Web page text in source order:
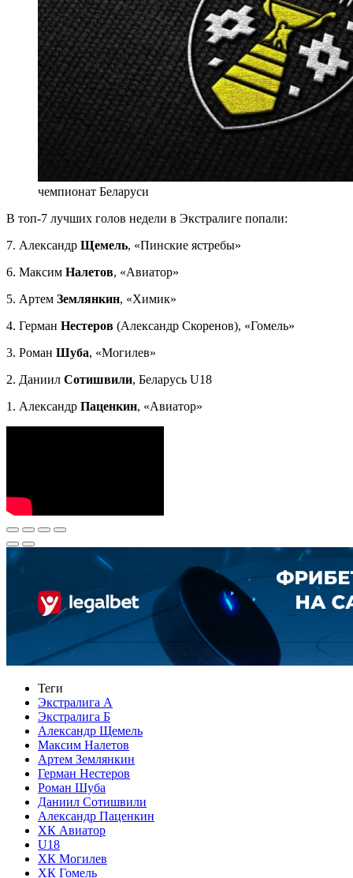
чемпионат Беларуси
В топ-7 лучших голов недели в Экстралиге попали:
7. Александр Щемель, «Пинские ястребы»
6. Максим Налетов, «Авиатор»
5. Артем Землянкин, «Химик»
4. Герман Нестеров (Александр Скоренов), «Гомель»
3. Роман Шуба, «Могилев»
2. Даниил Сотишвили, Беларусь U18
1. Александр Паценкин, «Авиатор»
Теги
Экстралига А
Экстралига Б
Александр Щемель
Максим Налетов
Артем Землянкин
Герман Нестеров
Роман Шуба
Даниил Сотишвили
Александр Паценкин
ХК Авиатор
U18
ХК Могилев
ХК Гомель